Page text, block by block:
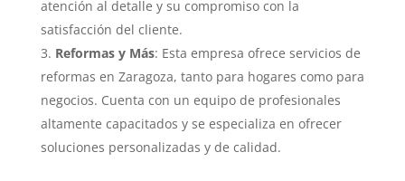
atención al detalle y su compromiso con la
satisfacción del cliente.
Reformas y Más: Esta empresa ofrece servicios de
reformas en Zaragoza, tanto para hogares como para
negocios. Cuenta con un equipo de profesionales
altamente capacitados y se especializa en ofrecer
soluciones personalizadas y de calidad.